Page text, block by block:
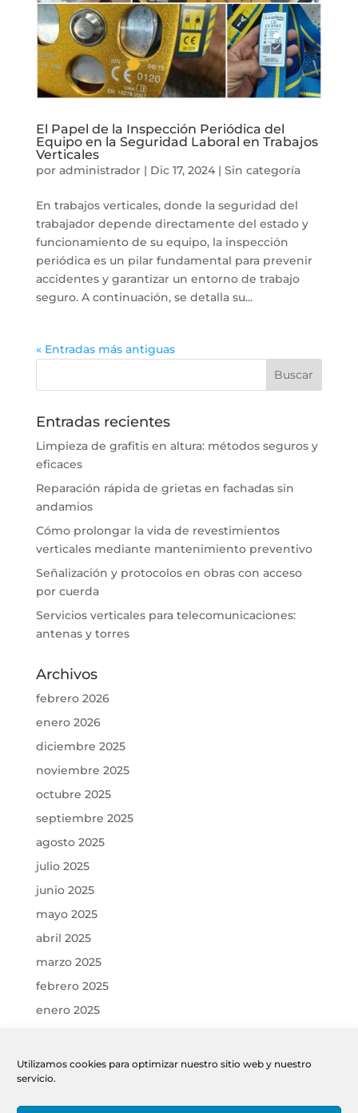
Utilizamos cookies para optimizar nuestro sitio web y nuestro
servicio.
El Papel de la Inspección Periódica del
Equipo en la Seguridad Laboral en Trabajos
Verticales
por administrador| Dic 17, 2024| Sin categoría
En trabajos verticales, donde la seguridad del
trabajador depende directamente del estado y
funcionamiento de su equipo, la inspección
periódica es un pilar fundamental para prevenir
accidentes y garantizar un entorno de trabajo
seguro. A continuación, se detalla su...
« Entradas más antiguas
Entradas recientes
Limpieza de grafitis en altura: métodos seguros y
eficaces
Reparación rápida de grietas en fachadas sin
andamios
Cómo prolongar la vida de revestimientos
verticales mediante mantenimiento preventivo
Señalización y protocolos en obras con acceso
por cuerda
Servicios verticales para telecomunicaciones:
antenas y torres
Archivos
febrero 2026
enero 2026
diciembre 2025
noviembre 2025
octubre 2025
septiembre 2025
agosto 2025
julio 2025
junio 2025
mayo 2025
abril 2025
marzo 2025
febrero 2025
enero 2025
noviembre 2024
octubre 2024
septiembre 2024